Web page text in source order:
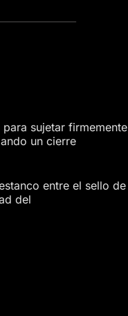
sujetar firmemente
un cierre
entre el sello de
del